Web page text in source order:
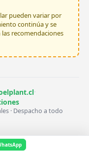
pueden variar por
continúa y se
recomendaciones
·
· Despacho a todo